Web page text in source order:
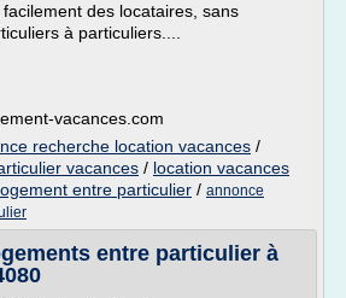
des locataires, sans
à particuliers....
vacances.com
recherche location vacances /
vacances / location vacances
entre particulier / annonce
entre particulier à